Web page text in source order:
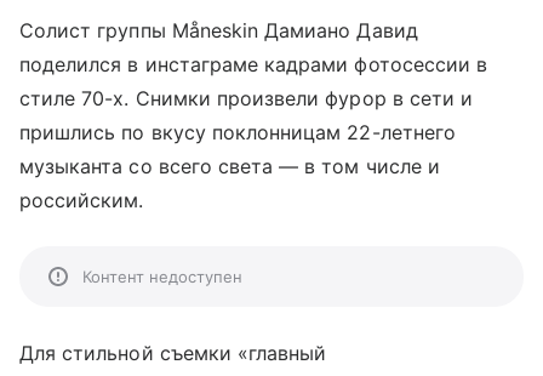
Солист группы Måneskin Дамиано Давид
поделился в инстаграме кадрами фотосессии в
стиле 70-х. Снимки произвели фурор в сети и
пришлись по вкусу поклонницам 22-летнего
музыканта со всего света — в том числе и
российским.
Контент недоступен
Для стильной съемки «главный